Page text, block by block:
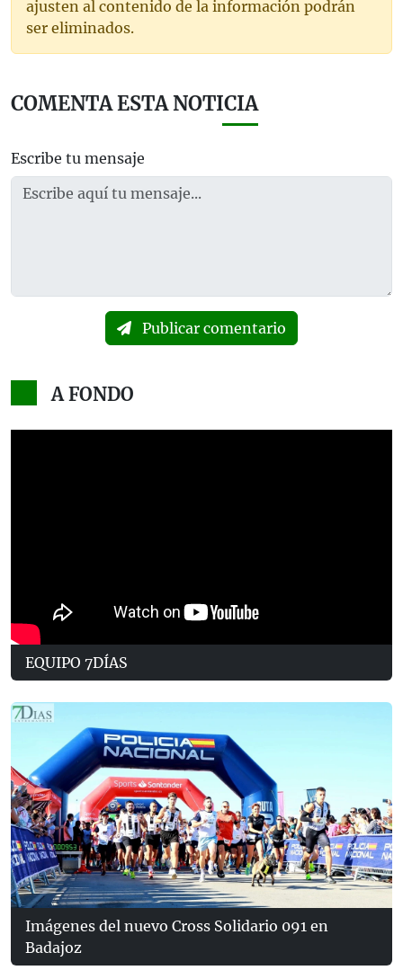
ajusten al contenido de la información podrán
ser eliminados.
COMENTA ESTA NOTICIA
Escribe tu mensaje
Publicar comentario
A FONDO
EQUIPO 7DÍAS
Imágenes del nuevo Cross Solidario 091 en
Badajoz